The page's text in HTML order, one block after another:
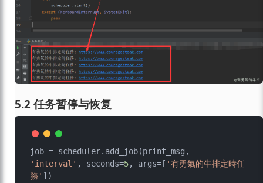
5.2 任务暂停与恢复
'interval' , seconds=5, args=[ '有勇氣的牛排定時任
務' ])